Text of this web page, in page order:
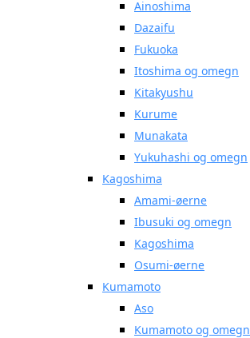
Ainoshima
Dazaifu
Fukuoka
Itoshima og omegn
Kitakyushu
Kurume
Munakata
Yukuhashi og omegn
Kagoshima
Amami-øerne
Ibusuki og omegn
Kagoshima
Osumi-øerne
Kumamoto
Aso
Kumamoto og omegn